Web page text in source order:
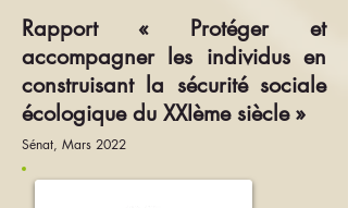
Rapport « Protéger et
accompagner les individus en
construisant la sécurité sociale
écologique du XXIème siècle »
Sénat, Mars 2022